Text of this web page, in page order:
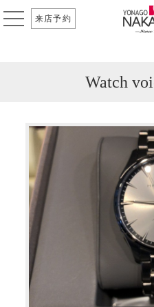
来店予約
Watch